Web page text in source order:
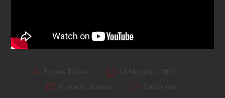
Spyros Tribos
18 Μαρτίου, 2026
Κριτικές Δίσκων
2 mins read